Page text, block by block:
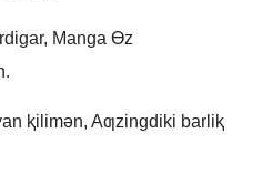
Manga Ɵz
ⱪilimǝn, Aƣzingdiki barliⱪ